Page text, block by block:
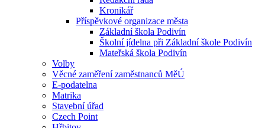
Kronikář
Příspěvkové organizace města
Základní škola Podivín
Školní jídelna při Základní škole Podivín
Mateřská škola Podivín
Volby
Věcné zaměření zaměstnanců MěÚ
E-podatelna
Matrika
Stavební úřad
Czech Point